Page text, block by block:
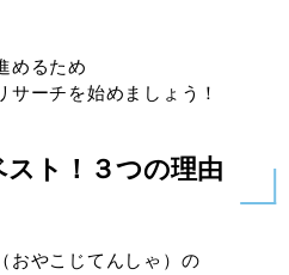
めるため
ーチを始めましょう！
ト！３つの理由
おやこじてんしゃ）の